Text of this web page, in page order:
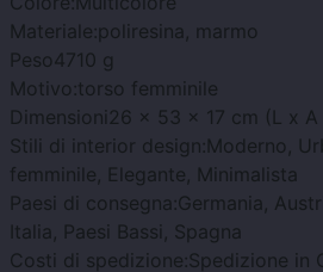
Materiale:poliresina, marmo
Peso4710 g
Motivo:torso femminile
Dimensioni 26 x 53 x 17 cm (L x A
Stili di interior design:Moderno,
femminile, Elegante, Minimalista
Paesi di consegna:Germania,
Italia, Paesi Bassi, Spagna
Costi di spedizione:Spedizione in